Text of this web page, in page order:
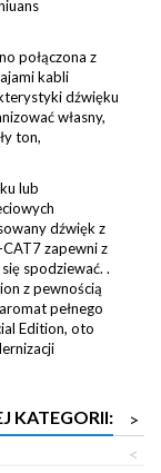
połączona z
kabli
dźwięku
własny,
ton,
lub
dźwięk z
zapewni z
spodziewać. .
z pewnością
pełnego
Edition, oto
KATEGORII:
>
<